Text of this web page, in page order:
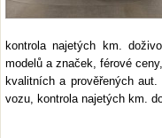
kontrola najetých km.
modelů a značek, férové
kvalitních a prověřených
vozu, kontrola najetých km.